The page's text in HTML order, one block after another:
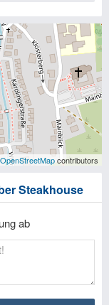
OpenStreetMapcontributors
Steakhouse
ab